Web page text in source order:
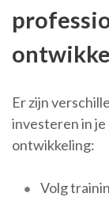
Er zijn
investeren in
ontwikkeling:
Volg